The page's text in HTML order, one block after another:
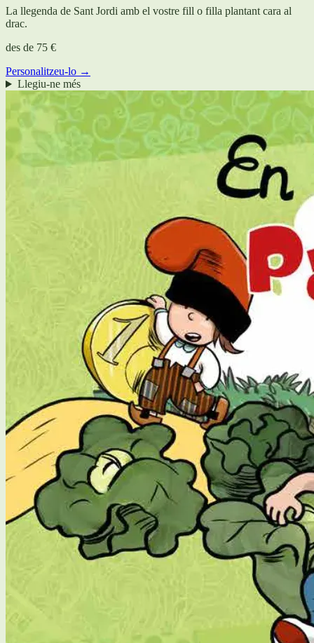
La llegenda de Sant Jordi amb el vostre fill o filla plantant cara al
drac.
des de 75 €
Personalitzeu-lo →
Llegiu-ne més